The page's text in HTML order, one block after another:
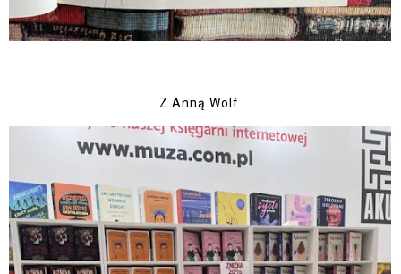
Z Anną Wolf.